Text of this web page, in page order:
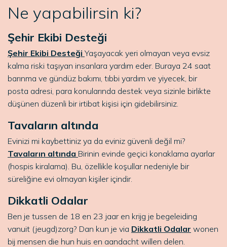
Ne yapabilirsin ki?
Şehir Ekibi Desteği
Şehir Ekibi Desteği Yaşayacak yeri olmayan veya evsiz
kalma riski taşıyan insanlara yardım eder. Buraya 24 saat
barınma ve gündüz bakımı, tıbbi yardım ve yiyecek, bir
posta adresi, para konularında destek veya sizinle birlikte
düşünen düzenli bir irtibat kişisi için gidebilirsiniz.
Tavaların altında
Evinizi mi kaybettiniz ya da eviniz güvenli değil mi?
Tavaların altında Birinin evinde geçici konaklama ayarlar
(hospis kiralama). Bu, özellikle koşullar nedeniyle bir
süreliğine evi olmayan kişiler içindir.
Dikkatli Odalar
Ben je tussen de 18 en 23 jaar en krijg je begeleiding
vanuit (jeugd)zorg? Dan kun je via Dikkatli Odalar wonen
bij mensen die hun huis en aandacht willen delen.